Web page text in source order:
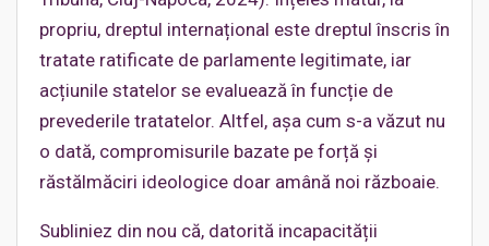
propriu, dreptul internațional este dreptul înscris în
tratate ratificate de parlamente legitimate, iar
acțiunile statelor se evaluează în funcție de
prevederile tratatelor. Altfel, așa cum s-a văzut nu
o dată, compromisurile bazate pe forță și
răstălmăciri ideologice doar amână noi războaie.
Subliniez din nou că, datorită incapacității